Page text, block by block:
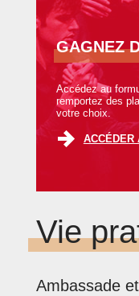
GAGNEZ
Accédez au
remportez des
votre choix.
ACCÉDER
Vie
Ambassade